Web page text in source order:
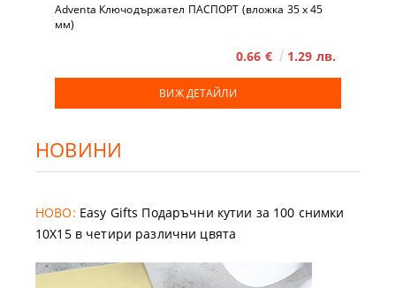
Adventa Ключодържател ПАСПОРТ (вложка 35 x 45
мм)
0.66 € 1.29 лв.
ВИЖ ДЕТАЙЛИ
НОВИНИ
НОВО: Easy Gifts Подаръчни кутии за 100 снимки
10X15 в четири различни цвята